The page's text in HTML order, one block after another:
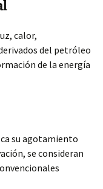
calor,
del petróleo
de la energía
su agotamiento
se consideran